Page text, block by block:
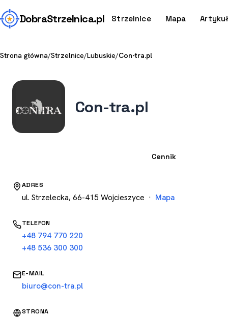
DobraStrzelnica.pl Strzelnice Mapa
Strona główna/Strzelnice/Lubuskie/Con-tra.pl
Con-tra.pl
Cennik
ADRES
ul. Strzelecka, 66-415 Wojcieszyce · Mapa
TELEFON
+48 794 770 220
+48 536 300 300
E-MAIL
biuro@con-tra.pl
STRONA